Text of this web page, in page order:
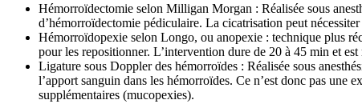
Hémorroïdectomie selon Milligan Morgan : Réalisée sous
d’hémorroïdectomie pédiculaire. La cicatrisation peut nécessiter
Hémorroïdopexie selon Longo, ou anopexie : technique plus
pour les repositionner. L’intervention dure de 20 à 45 min et
Ligature sous Doppler des hémorroïdes : Réalisée sous
l’apport sanguin dans les hémorroïdes. Ce n’est donc pas une
supplémentaires (mucopexies).